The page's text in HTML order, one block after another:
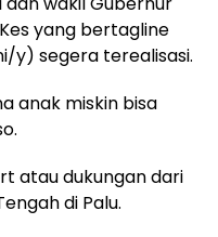
yang bertagline
y) segera terealisasi.
anak miskin bisa
atau dukungan dari
di Palu.